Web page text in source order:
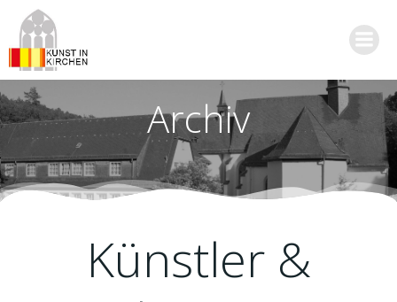
Archiv
Künstler &